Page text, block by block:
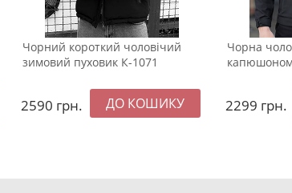
Чорний короткий чоловічий
зимовий пуховик К-1071
2590 грн.
Чорна
капюшоном
2299 грн.